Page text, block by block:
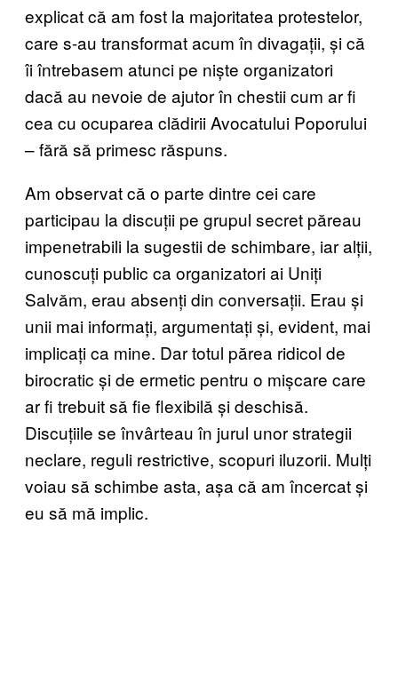
explicat că am fost la majoritatea protestelor,
care s-au transformat acum în divagații, și că
îi întrebasem atunci pe niște organizatori
dacă au nevoie de ajutor în chestii cum ar fi
cea cu ocuparea clădirii Avocatului Poporului
– fără să primesc răspuns.
Am observat că o parte dintre cei care
participau la discuții pe grupul secret păreau
impenetrabili la sugestii de schimbare, iar alții,
cunoscuți public ca organizatori ai Uniți
Salvăm, erau absenți din conversații. Erau și
unii mai informați, argumentați și, evident, mai
implicați ca mine. Dar totul părea ridicol de
birocratic și de ermetic pentru o mișcare care
ar fi trebuit să fie flexibilă și deschisă.
Discuțiile se învârteau în jurul unor strategii
neclare, reguli restrictive, scopuri iluzorii. Mulți
voiau să schimbe asta, așa că am încercat și
eu să mă implic.